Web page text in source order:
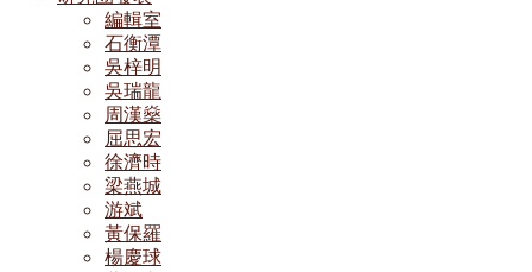
編輯室
石衡潭
吳梓明
吳瑞龍
周漢燊
屈思宏
徐濟時
梁燕城
游斌
黃保羅
楊慶球